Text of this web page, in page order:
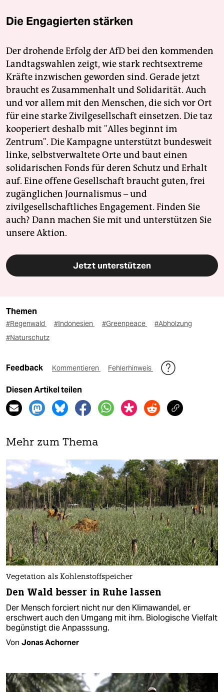
Die Engagierten stärken
Der drohende Erfolg der AfD bei den kommenden
Landtagswahlen zeigt, wie stark rechtsextreme
Kräfte inzwischen geworden sind. Gerade jetzt
braucht es Zusammenhalt und Solidarität. Auch
und vor allem mit den Menschen, die sich vor Ort
für eine starke Zivilgesellschaft einsetzen. Die taz
kooperiert deshalb mit "Alles beginnt im
Zentrum". Die Kampagne unterstützt bundesweit
linke, selbstverwaltete Orte und baut einen
solidarischen Fonds für deren Schutz und Erhalt
auf. Eine offene Gesellschaft braucht guten, frei
zugänglichen Journalismus – und
zivilgesellschaftliches Engagement. Finden Sie
auch? Dann machen Sie mit und unterstützen Sie
unsere Aktion.
Jetzt unterstützen
Themen
#Regenwald #Indonesien #Greenpeace
#Abholzung
#Naturschutz
Feedback Kommentieren Fehlerhinweis
Diesen Artikel teilen
Mehr zum Thema
Vegetation als Kohlenstoffspeicher
Den Wald besser in Ruhe lassen
Der Mensch forciert nicht nur den Klimawandel, er
erschwert auch den Umgang mit ihm. Biologische Vielfalt
begünstigt die Anpasssung.
Von Jonas Achorner